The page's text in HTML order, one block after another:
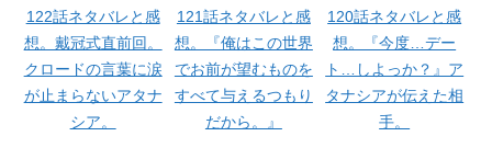
122話ネタバレと感
想。戴冠式直前回。
クロードの言葉に涙
が止まらないアタナ
シア。
121話ネタバレと感
想。『俺はこの世界
でお前が望むものを
すべて与えるつもり
だから。』
120話ネタバレと感
想。『今度…デー
ト…しよっか？』ア
タナシアが伝えた相
手。